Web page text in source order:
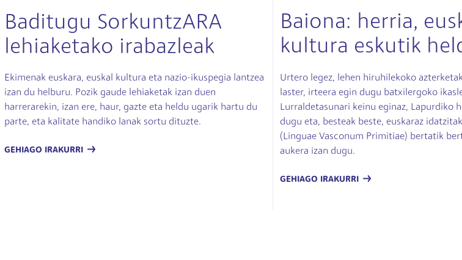
Baditugu SorkuntzARA
lehiaketako irabazleak
Ekimenak euskara, euskal kultura eta nazio-ikuspegia lantzea
izan du helburu. Pozik gaude lehiaketak izan duen
harrerarekin, izan ere, haur, gazte eta heldu ugarik hartu du
parte, eta kalitate handiko lanak sortu dituzte.
GEHIAGO IRAKURRI
Baiona: herria,
kultura eskutik
Urtero legez, lehen hiruhilekoko
laster, irteera egin dugu batxilergoko
Lurraldetasunari keinu eginaz, Lapurdiko
dugu eta, besteak beste, euskaraz
(Linguae Vasconum Primitiae) bertatik
aukera izan dugu.
GEHIAGO IRAKURRI